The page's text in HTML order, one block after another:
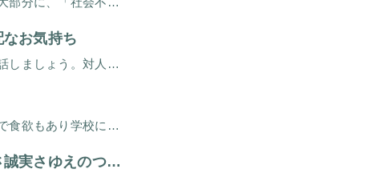
お気持ち
対人恐怖症の息子さんをもつ親御さんの不安なお気持ちについてお話しましょう。対人恐怖症のせいで外にでにくいとか、人と接するのが苦手といった状態がつづき、そのままズルズルと家にひきこもってしまう子どもさんが多くみられます。そ […]
対人恐怖症・対人緊張症というのは見た目ではわかりません。元気で食欲もあり学校にも心配なく通っているというなかでのできごとが多いからです。人に話してもわかってもらえないと思っているので、それだけ本人は毎日とてもつらい思いを […]
つまづきが原因に